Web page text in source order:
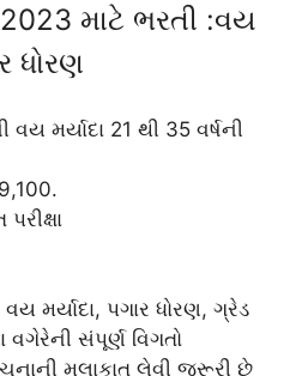
માટે ભરતી :વય
ધોરણ
વય મર્યાદા 21 થી 35 વર્ષની
મર્યાદા, પગાર ધોરણ, ગ્રેડ
વગેરેની સંપૂર્ણ વિગતો
મુલાકાત લેવી જરૂરી છે